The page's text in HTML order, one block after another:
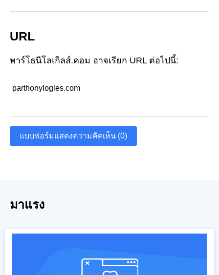
URL
พาร์โธนีโลเกิลส์.คอม อาจเรียก URL ต่อไปนี้:
parthonylogles.com
แบบฟอร์มแสดงความคิดเห็น (0)
มาแรง